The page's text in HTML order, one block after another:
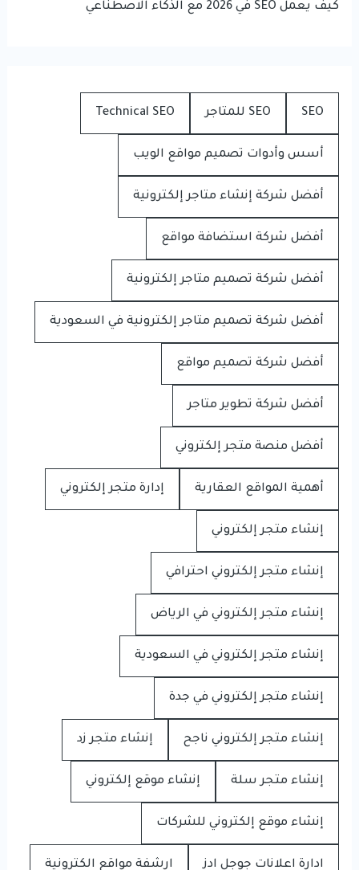
كيف يعمل SEO في 2026 مع الذكاء الاصطناعي
SEO SEO للمتاجر Technical SEO
أسس وأدوات تصميم مواقع الويب
أفضل شركة إنشاء متاجر إلكترونية
أفضل شركة استضافة مواقع
أفضل شركة تصميم متاجر إلكترونية
أفضل شركة تصميم متاجر إلكترونية في السعودية
أفضل شركة تصميم مواقع
أفضل شركة تطوير متاجر
أفضل منصة متجر إلكتروني
أهمية المواقع العقارية إدارة متجر إلكتروني
إنشاء متجر إلكتروني
إنشاء متجر إلكتروني احترافي
إنشاء متجر إلكتروني في الرياض
إنشاء متجر إلكتروني في السعودية
إنشاء متجر إلكتروني في جدة
إنشاء متجر إلكتروني ناجح إنشاء متجر زد
إنشاء متجر سلة إنشاء موقع إلكتروني
إنشاء موقع إلكتروني للشركات
ادارة اعلانات جوجل ادز ارشفة مواقع الكترونية